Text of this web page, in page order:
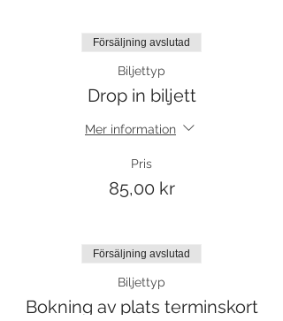
Försäljning avslutad
Biljettyp
Drop in biljett
Mer information
Pris
85,00 kr
Försäljning avslutad
Biljettyp
Bokning av plats terminskort